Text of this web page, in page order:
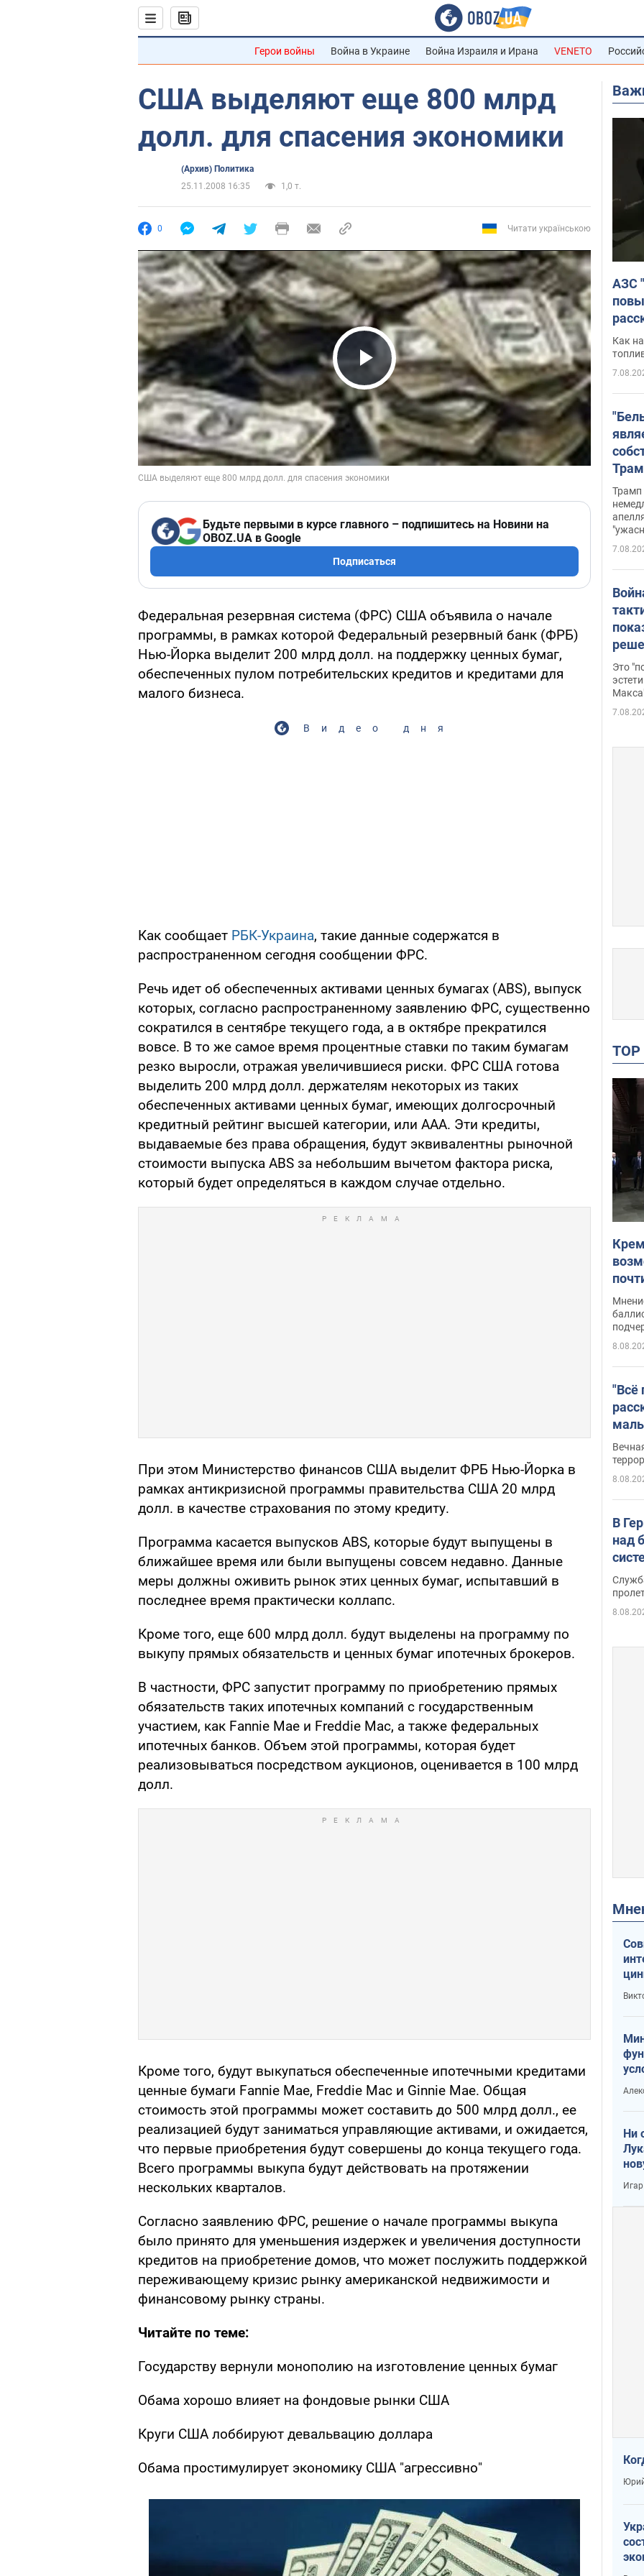
Герои войны Война в Украине Война Израиля и Ирана VENETO
США выделяют еще 800 млрд
долл. для спасения экономики
(Архив) Политика
25.11.2008 16:35
1,0 т.
0 Читати українською
Play Video
Будьте первыми в курсе главного – подпишитесь на Новини на
OBOZ.UA в Google
Подписаться
Федеральная резервная система (ФРС) США объявила о начале
программы, в рамках которой Федеральный резервный банк (ФРБ)
Нью-Йорка выделит 200 млрд долл. на поддержку ценных бумаг,
обеспеченных пулом потребительских кредитов и кредитами для
малого бизнеса.
Видео дня
Как сообщает РБК-Украина, такие данные содержатся в
распространенном сегодня сообщении ФРС.
Речь идет об обеспеченных активами ценных бумагах (ABS), выпуск
которых, согласно распространенному заявлению ФРС, существенно
сократился в сентябре текущего года, а в октябре прекратился
вовсе. В то же самое время процентные ставки по таким бумагам
резко выросли, отражая увеличившиеся риски. ФРС США готова
выделить 200 млрд долл. держателям некоторых из таких
обеспеченных активами ценных бумаг, имеющих долгосрочный
кредитный рейтинг высшей категории, или AAA. Эти кредиты,
выдаваемые без права обращения, будут эквивалентны рыночной
стоимости выпуска ABS за небольшим вычетом фактора риска,
который будет определяться в каждом случае отдельно.
При этом Министерство финансов США выделит ФРБ Нью-Йорка в
рамках антикризисной программы правительства США 20 млрд
долл. в качестве страхования по этому кредиту.
Программа касается выпусков ABS, которые будут выпущены в
ближайшее время или были выпущены совсем недавно. Данные
меры должны оживить рынок этих ценных бумаг, испытавший в
последнее время практически коллапс.
Кроме того, еще 600 млрд долл. будут выделены на программу по
выкупу прямых обязательств и ценных бумаг ипотечных брокеров.
В частности, ФРС запустит программу по приобретению прямых
обязательств таких ипотечных компаний с государственным
участием, как Fannie Mae и Freddie Mac, а также федеральных
ипотечных банков. Объем этой программы, которая будет
реализовываться посредством аукционов, оценивается в 100 млрд
долл.
Кроме того, будут выкупаться обеспеченные ипотечными кредитами
ценные бумаги Fannie Mae, Freddie Mac и Ginnie Mae. Общая
стоимость этой программы может составить до 500 млрд долл., ее
реализацией будут заниматься управляющие активами, и ожидается,
что первые приобретения будут совершены до конца текущего года.
Всего программы выкупа будут действовать на протяжении
нескольких кварталов.
Согласно заявлению ФРС, решение о начале программы выкупа
было принято для уменьшения издержек и увеличения доступности
кредитов на приобретение домов, что может послужить поддержкой
переживающему кризис рынку американской недвижимости и
финансовому рынку страны.
Читайте по теме:
Государству вернули монополию на изготовление ценных бумаг
Обама хорошо влияет на фондовые рынки США
Круги США лоббируют девальвацию доллара
Обама простимулирует экономику США "агрессивно"
АЗС
Как
Трамп
Это
"Всё
В
над
Ни